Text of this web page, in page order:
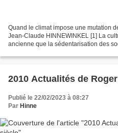
Quand le climat impose une mutation
Jean-Claude HINNEWINKEL [1] La
ancienne que la sédentarisation des
2010 Actualités de
Publié le 22/02/2023 à 08:27
Par Hinne